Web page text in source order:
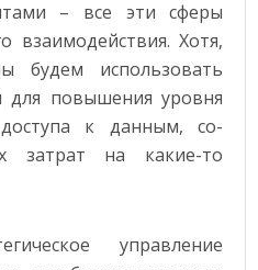
– все эти сферы
взаимодействия. Хотя,
будем использовать
для повышения уровня
доступа к данным, со-
затрат на какие-то
управление